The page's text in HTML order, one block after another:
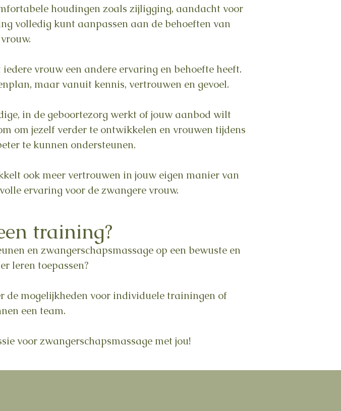
houdingen zoals zijligging, aandacht voor
volledig kunt aanpassen aan de behoeften van
vrouw een andere ervaring en behoefte heeft.
maar vanuit kennis, vertrouwen en gevoel.
in de geboortezorg werkt of jouw aanbod wilt
om jezelf verder te ontwikkelen en vrouwen tijdens
te kunnen ondersteunen.
ook meer vertrouwen in jouw eigen manier van
ervaring voor de zwangere vrouw.
training?
en zwangerschapsmassage op een bewuste en
leren toepassen?
de mogelijkheden voor individuele trainingen of
een team.
voor zwangerschapsmassage met jou!